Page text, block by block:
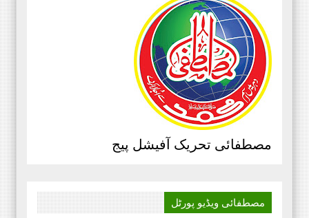
مصطفائی تحریک آفیشل پیج
مصطفائی ویڈیو پورٹل
اور کسی بھی کاز کے بہترین
نتائج کے لئے اس کی اہمیت سے
انکار نہیں کیا جا سکتا۔سعید
علی عمران مصطفائی تحریک فیصل
آباد ڈویژن ۔
2020ء،مصطفائی تحریک،جناب حافظ
قاسم مصطفائی سیکرٹری جنرل
پیغام بنام ذمہ داران مصطفائی
‏صوبائی سرکلر نمبر 4 پنجاب